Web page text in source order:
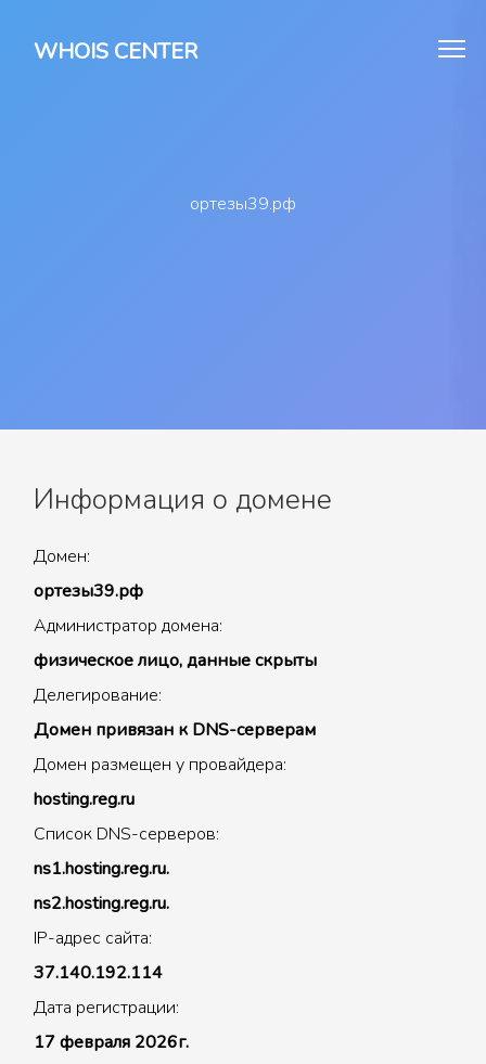
WHOIS CENTER
ортезы39.рф
Информация о домене
Домен:
ортезы39.рф
Администратор домена:
физическое лицо, данные скрыты
Делегирование:
Домен привязан к DNS-серверам
Домен размещен у провайдера:
hosting.reg.ru
Список DNS-серверов:
ns1.hosting.reg.ru.
ns2.hosting.reg.ru.
IP-адрес сайта:
37.140.192.114
Дата регистрации:
17 февраля 2026г.